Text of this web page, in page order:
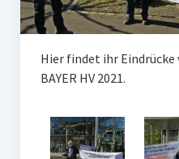
Hier findet ihr Eindrücke
BAYER HV 2021.